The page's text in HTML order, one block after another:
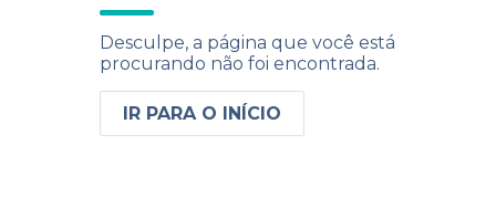
Desculpe, a página que você está
procurando não foi encontrada.
IR PARA O INÍCIO